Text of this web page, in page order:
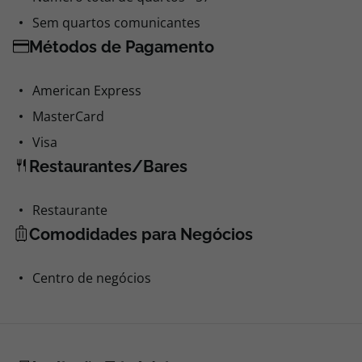
Sem quartos comunicantes
Métodos de Pagamento
American Express
MasterCard
Visa
Restaurantes/Bares
Restaurante
Comodidades para Negócios
Centro de negócios